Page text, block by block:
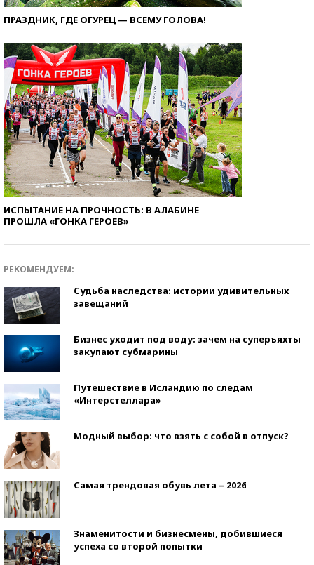
ПРАЗДНИК, ГДЕ ОГУРЕЦ — ВСЕМУ ГОЛОВА!
ИСПЫТАНИЕ НА ПРОЧНОСТЬ: В АЛАБИНЕ
ПРОШЛА «ГОНКА ГЕРОЕВ»
РЕКОМЕНДУЕМ:
Судьба наследства: истории удивительных
завещаний
Бизнес уходит под воду: зачем на суперъяхты
закупают субмарины
Путешествие в Исландию по следам
«Интерстеллара»
Модный выбор: что взять с собой в отпуск?
Самая трендовая обувь лета – 2026
Знаменитости и бизнесмены, добившиеся
успеха со второй попытки